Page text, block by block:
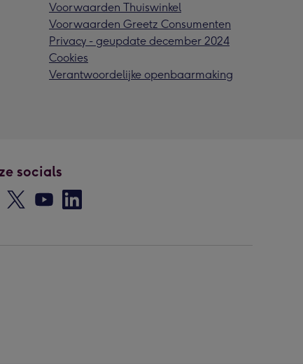
Voorwaarden Thuiswinkel
Voorwaarden Greetz Consumenten
Privacy - geupdate december 2024
Cookies
Verantwoordelijke openbaarmaking
socials